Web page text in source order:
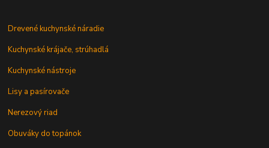
Drevené kuchynské náradie
Kuchynské krájače, strúhadlá
Kuchynské nástroje
Lisy a pasírovače
Nerezový riad
Obuváky do topánok